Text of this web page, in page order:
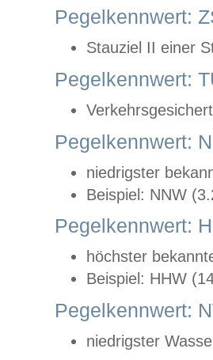
Pegelkennwert:
Stauziel II einer
Pegelkennwert:
Pegelkennwert:
niedrigster
Beispiel: NNW
Pegelkennwert:
höchster
Beispiel: HHW
Pegelkennwert:
niedrigster